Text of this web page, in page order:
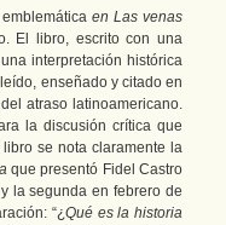
en Las venas
El libro, escrito con una
interpretación histórica
enseñado y citado en
atraso latinoamericano.
la discusión crítica que
se nota claramente la
que presentó Fidel Castro
la segunda en febrero de
“¿Qué es la historia